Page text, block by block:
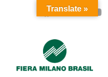
Translate »